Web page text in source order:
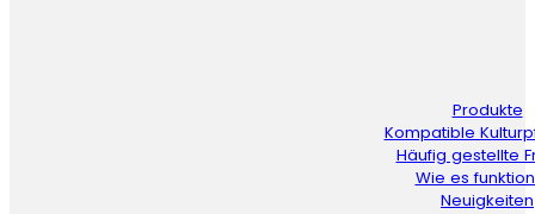
Produkte
Kompatible
Häufig gestellte
Wie es
Neuigkeiten